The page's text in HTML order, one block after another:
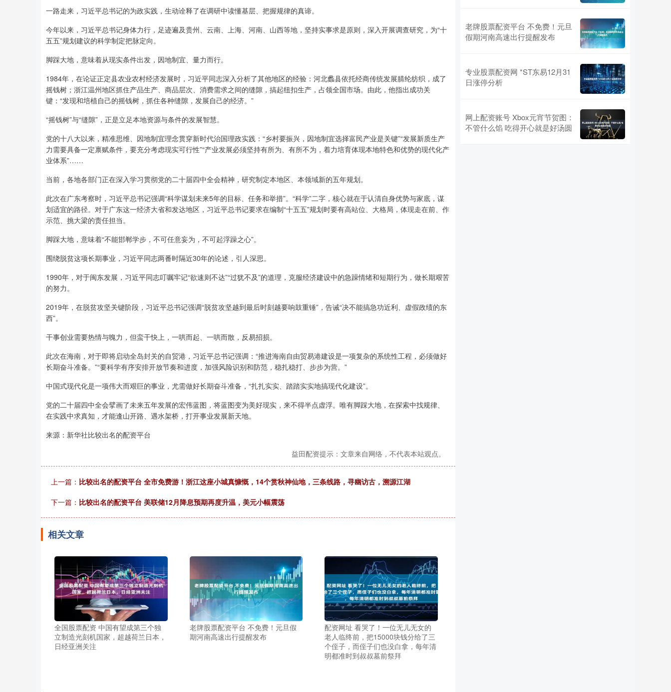
一路走来，习近平总书记的为政实践，生动诠释了在调研中读懂基层、把握规律的真谛。
今年以来，习近平总书记身体力行，足迹遍及贵州、云南、上海、河南、山西等地，坚持实事求是原则，深入开展调查研究，为“十
五五”规划建议的科学制定把脉定向。
脚踩大地，意味着从现实条件出发，因地制宜、量力而行。
1984年，在论证正定县农业农村经济发展时，习近平同志深入分析了其他地区的经验：河北蠡县依托经商传统发展腈纶纺织，成了
摇钱树；浙江温州地区抓住产品生产、商品层次、消费需求之间的缝隙，搞起纽扣生产，占领全国市场。由此，他指出成功关
键：“发现和培植自己的摇钱树，抓住各种缝隙，发展自己的经济。”
“摇钱树”与“缝隙”，正是立足本地资源与条件的发展智慧。
党的十八大以来，精准思维、因地制宜理念贯穿新时代治国理政实践：“乡村要振兴，因地制宜选择富民产业是关键”“发展新质生产
力需要具备一定禀赋条件，要充分考虑现实可行性”“产业发展必须坚持有所为、有所不为，着力培育体现本地特色和优势的现代化产
业体系”……
当前，各地各部门正在深入学习贯彻党的二十届四中全会精神，研究制定本地区、本领域新的五年规划。
此次在广东考察时，习近平总书记强调“科学谋划未来5年的目标、任务和举措”。“科学”二字，核心就在于认清自身优势与家底，谋
划适宜的路径。对于广东这一经济大省和发达地区，习近平总书记要求在编制“十五五”规划时要有高站位、大格局，体现走在前、作
示范、挑大梁的责任担当。
脚踩大地，意味着“不能邯郸学步，不可任意妄为，不可起浮躁之心”。
围绕脱贫这项长期事业，习近平同志两番时隔近30年的论述，引人深思。
1990年，对于闽东发展，习近平同志叮嘱牢记“欲速则不达”“过犹不及”的道理，克服经济建设中的急躁情绪和短期行为，做长期艰苦
的努力。
2019年，在脱贫攻坚关键阶段，习近平总书记强调“脱贫攻坚越到最后时刻越要响鼓重锤”，告诫“决不能搞急功近利、虚假政绩的东
西”。
干事创业需要热情与魄力，但蛮干快上，一哄而起、一哄而散，反易招损。
此次在海南，对于即将启动全岛封关的自贸港，习近平总书记强调：“推进海南自由贸易港建设是一项复杂的系统性工程，必须做好
长期奋斗准备。”“要科学有序安排开放节奏和进度，加强风险识别和防范，稳扎稳打、步步为营。”
中国式现代化是一项伟大而艰巨的事业，尤需做好长期奋斗准备，“扎扎实实、踏踏实实地搞现代化建设”。
党的二十届四中全会擘画了未来五年发展的宏伟蓝图，将蓝图变为美好现实，来不得半点虚浮。唯有脚踩大地，在探索中找规律、
在实践中求真知，才能逢山开路、遇水架桥，打开事业发展新天地。
来源：新华社比较出名的配资平台
益田配资提示：文章来自网络，不代表本站观点。
上一篇： 比较出名的配资平台 全市免费游！浙江这座小城真慷慨，14个赏秋神仙地，三条线路，寻幽访古，溯源江湖
下一篇： 比较出名的配资平台 美联储12月降息预期再度升温，美元小幅震荡
相关文章
全国股票配资 中国有望成第三个独
立制造光刻机国家，超越荷兰日本，
日经亚洲关注
老牌股票配资平台 不免费！元旦假
期河南高速出行提醒发布
配资网址 看哭了！一位无儿无女的
老人临终前，把15000块钱分给了三
个侄子，而侄子们也没白拿，每年清
明都准时到叔叔墓前祭拜
老牌股票配资平台 不免费！元旦
假期河南高速出行提醒发布
专业股票配资网 *ST东易12月31
日涨停分析
网上配资账号 Xbox元宵节贺图：
不管什么馅 吃得开心就是好汤圆